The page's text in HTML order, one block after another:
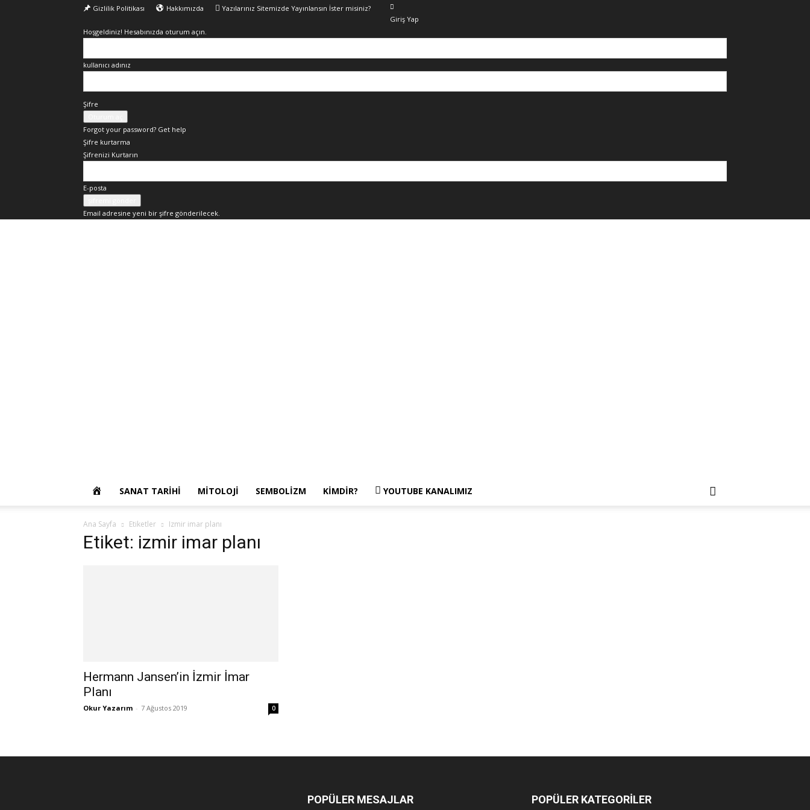
Gizlilik Politikası Hakkımızda
Yazılarınız Sitemizde Yayınlansın İster misiniz?
Giriş Yap
Hoşgeldiniz! Hesabınızda oturum açın.
kullanıcı adınız
Şifre
Forgot your password? Get help
Şifre kurtarma
Şifrenizi Kurtarın
E-posta
Email adresine yeni bir şifre gönderilecek.
OKUR
YAZARIM
SANAT TARIHI MITOLOJI SEMBOLIZM KIMDIR? YOUTUBE KANALIMIZ
Ana Sayfa Etiketler Izmir imar planı
Etiket: izmir imar planı
Hermann Jansen’in İzmir İmar
Planı
Okur Yazarım - 7 Ağustos 2019 0
POPÜLER MESAJLAR POPÜLER KATEGORİLER